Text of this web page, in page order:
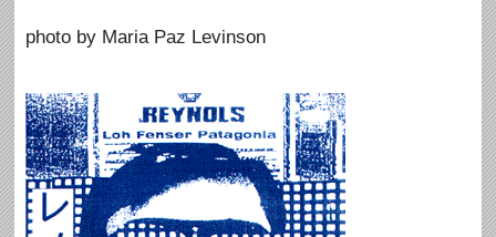
photo by Maria Paz Levinson